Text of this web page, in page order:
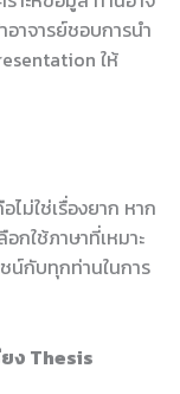
าจารย์ชอบการนำ
ให้
ไม่ใช่เรื่องยาก หาก
กใช้ภาษาที่เหมาะ
น์กับทุกท่านในการ
ง Thesis